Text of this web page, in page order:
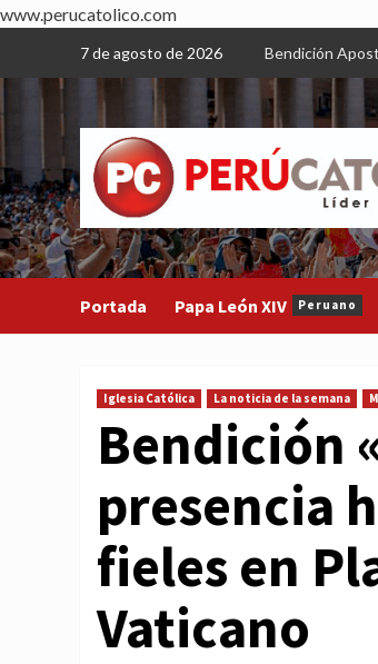
www.perucatolico.com
content
7 de agosto de 2026 Bendición
Portada Papa León XIV Peruano
Iglesia Católica La noticia de la semana
Bendición
presencia
fieles en
Vaticano